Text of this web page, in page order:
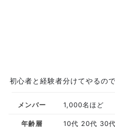
初心者と経験者分けてやるの
メンバー 1,000名ほど
年齢層 10代 20代 30